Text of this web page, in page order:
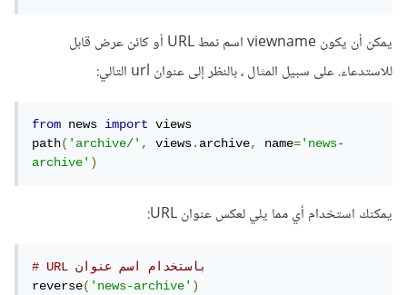
يمكن أن يكون viewname اسم نمط URL أو كائن عرض قابل
للاستدعاء. على سبيل المثال ، بالنظر إلى عنوان url التالي:
from news import views
path('archive/', views.archive, name='news-
archive')
يمكنك استخدام أي مما يلي لعكس عنوان URL:
# URL باستخدام اسم عنوان
reverse('news-archive')